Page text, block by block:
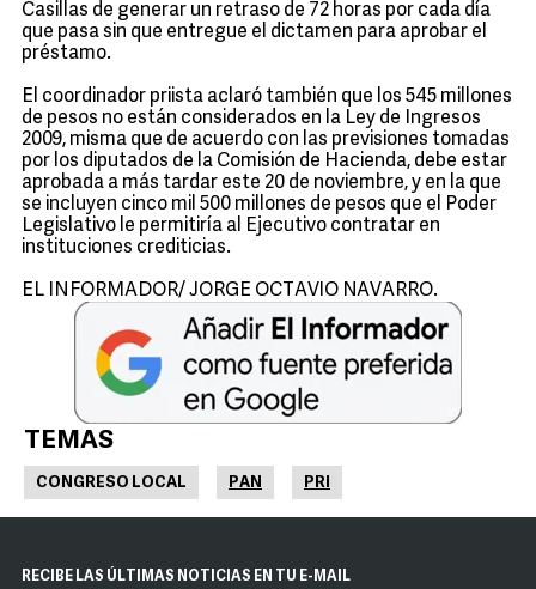
Casillas de generar un retraso de 72 horas por cada día
que pasa sin que entregue el dictamen para aprobar el
préstamo.
El coordinador priista aclaró también que los 545 millones
de pesos no están considerados en la Ley de Ingresos
2009, misma que de acuerdo con las previsiones tomadas
por los diputados de la Comisión de Hacienda, debe estar
aprobada a más tardar este 20 de noviembre, y en la que
se incluyen cinco mil 500 millones de pesos que el Poder
Legislativo le permitiría al Ejecutivo contratar en
instituciones crediticias.
EL INFORMADOR/ JORGE OCTAVIO NAVARRO.
TEMAS
CONGRESO LOCAL PAN PRI
RECIBE LAS ÚLTIMAS NOTICIAS EN TU E-MAIL